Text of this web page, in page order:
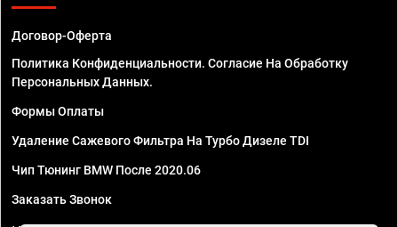
Договор-Оферта
Политика Конфиденциальности. Согласие На Обработку
Персональных Данных.
Формы Оплаты
Удаление Сажевого Фильтра На Турбо Дизеле TDI
Чип Тюнинг BMW После 2020.06
Заказать Звонок